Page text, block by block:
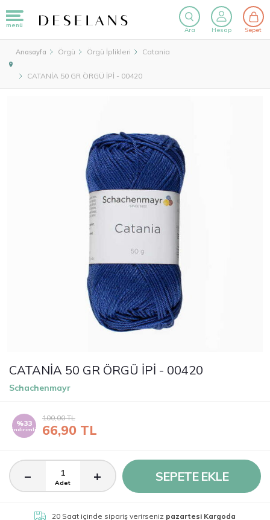
menü
Ara Hesap Sepet
Anasayfa Örgü Örgü İplikleri Catania
CATANİA 50 GR ÖRGÜ İPİ - 00420
CATANİA 50 GR ÖRGÜ İPİ - 00420
Schachenmayr
%33
indirimli 66,90 TL
100,00TL
Adet SEPETE EKLE
20 Saat içinde sipariş verirseniz pazartesi Kargoda